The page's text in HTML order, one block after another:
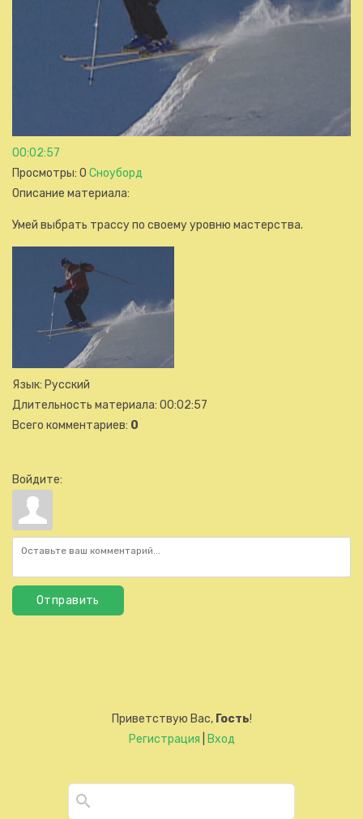
00:02:57
Просмотры: 0 Сноуборд
Описание материала:
Умей выбрать трассу по своему уровню мастерства.
Язык: Русский
Длительность материала: 00:02:57
Всего комментариев: 0
Войдите:
Отправить
Приветствую Вас, Гость!
Регистрация
Вход